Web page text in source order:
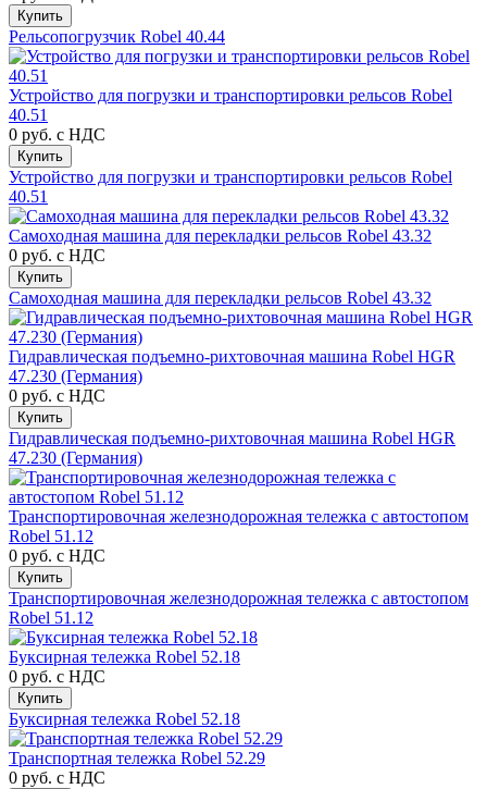
Купить
Рельсопогрузчик Robel 40.44
Устройство для погрузки и транспортировки рельсов Robel
40.51
0 руб. с НДС
Купить
Устройство для погрузки и транспортировки рельсов Robel
40.51
Самоходная машина для перекладки рельсов Robel 43.32
0 руб. с НДС
Купить
Самоходная машина для перекладки рельсов Robel 43.32
Гидравлическая подъемно-рихтовочная машина Robel HGR
47.230 (Германия)
0 руб. с НДС
Купить
Гидравлическая подъемно-рихтовочная машина Robel HGR
47.230 (Германия)
Транспортировочная железнодорожная тележка с автостопом
Robel 51.12
0 руб. с НДС
Купить
Транспортировочная железнодорожная тележка с автостопом
Robel 51.12
Буксирная тележка Robel 52.18
0 руб. с НДС
Купить
Буксирная тележка Robel 52.18
Транспортная тележка Robel 52.29
0 руб. с НДС